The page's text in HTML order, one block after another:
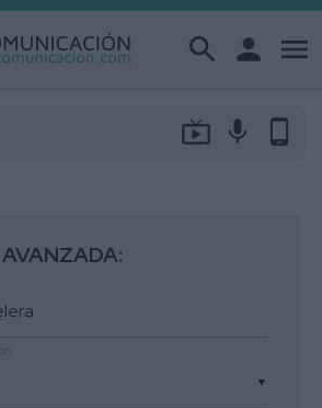
search person menu
live_tv mic phone_android
▼